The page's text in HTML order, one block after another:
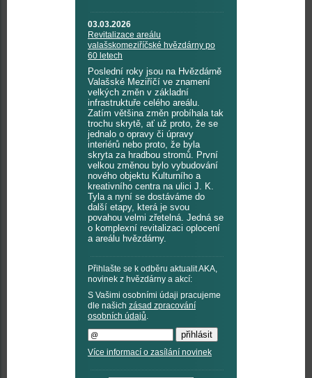
03.03.2026
Revitalizace areálu
valašskomeziříčské hvězdárny po
60 letech
Poslední roky jsou na Hvězdárně
Valašské Meziříčí ve znamení
velkých změn v základní
infrastruktuře celého areálu.
Zatím většina změn probíhala tak
trochu skrytě, ať už proto, že se
jednalo o opravy či úpravy
interiérů nebo proto, že byla
skryta za hradbou stromů. První
velkou změnou bylo vybudování
nového objektu Kulturního a
kreativního centra na ulici J. K.
Tyla a nyní se dostáváme do
další etapy, která je svou
povahou velmi zřetelná. Jedná se
o komplexní revitalizaci oplocení
a areálu hvězdárny.
Přihlašte se k odběru aktualit AKA,
novinek z hvězdárny a akcí:
S Vašimi osobními údaji pracujeme
dle našich zásad zpracování
osobních údajů.
Více informací o zasílání novinek